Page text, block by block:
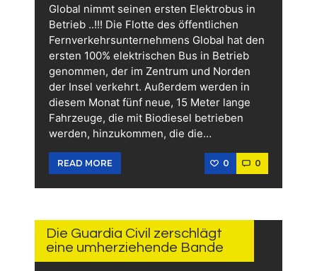
Global nimmt seinen ersten Elektrobus in
Betrieb ..!!! Die Flotte des öffentlichen
Fernverkehrsunternehmens Global hat den
ersten 100% elektrischen Bus in Betrieb
genommen, der im Zentrum und Norden
der Insel verkehrt. Außerdem werden in
diesem Monat fünf neue, 15 Meter lange
Fahrzeuge, die mit Biodiesel betrieben
werden, hinzukommen, die die…
READ MORE 0 0
2026
Die Guardia Civil zerschlägt
eine umherziehende Bande